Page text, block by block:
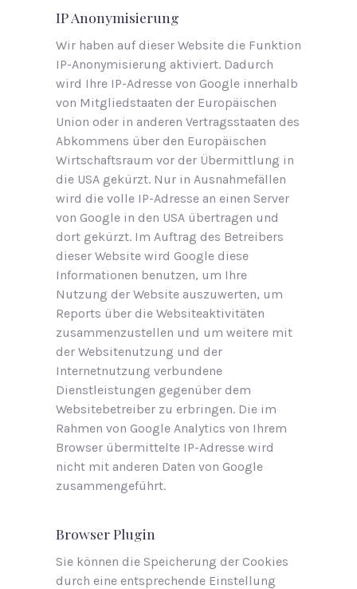
IP Anonymisierung
Wir haben auf dieser Website die Funktion
IP-Anonymisierung aktiviert. Dadurch
wird Ihre IP-Adresse von Google innerhalb
von Mitgliedstaaten der Europäischen
Union oder in anderen Vertragsstaaten des
Abkommens über den Europäischen
Wirtschaftsraum vor der Übermittlung in
die USA gekürzt. Nur in Ausnahmefällen
wird die volle IP-Adresse an einen Server
von Google in den USA übertragen und
dort gekürzt. Im Auftrag des Betreibers
dieser Website wird Google diese
Informationen benutzen, um Ihre
Nutzung der Website auszuwerten, um
Reports über die Websiteaktivitäten
zusammenzustellen und um weitere mit
der Websitenutzung und der
Internetnutzung verbundene
Dienstleistungen gegenüber dem
Websitebetreiber zu erbringen. Die im
Rahmen von Google Analytics von Ihrem
Browser übermittelte IP-Adresse wird
nicht mit anderen Daten von Google
zusammengeführt.
Browser Plugin
Sie können die Speicherung der Cookies
durch eine entsprechende Einstellung